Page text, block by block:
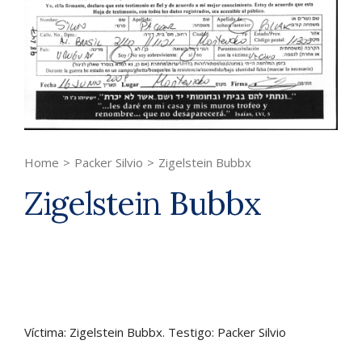
Home > Packer Silvio > Zigelstein Bubbx
Zigelstein Bubbx
Víctima: Zigelstein Bubbx. Testigo: Packer Silvio